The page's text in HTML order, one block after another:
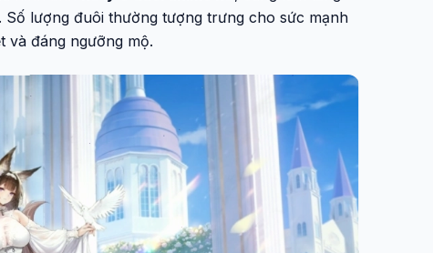
lượng đuôi thường tượng trưng cho sức mạnh
và đáng ngưỡng mộ.